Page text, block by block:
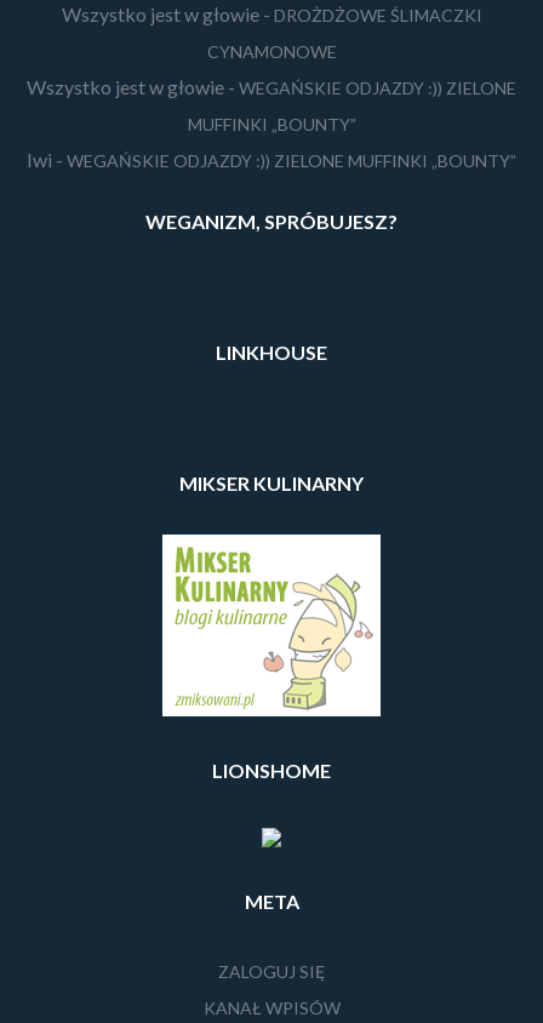
Wszystko jest w głowie- DROŻDŻOWE ŚLIMACZKI
CYNAMONOWE
Wszystko jest w głowie - WEGAŃSKIE ODJAZDY :)) ZIELONE
MUFFINKI „BOUNTY”
Iwi - WEGAŃSKIE ODJAZDY :)) ZIELONE MUFFINKI „BOUNTY”
WEGANIZM, SPRÓBUJESZ?
LINKHOUSE
MIKSER KULINARNY
LIONSHOME
META
ZALOGUJ SIĘ
KANAŁ WPISÓW